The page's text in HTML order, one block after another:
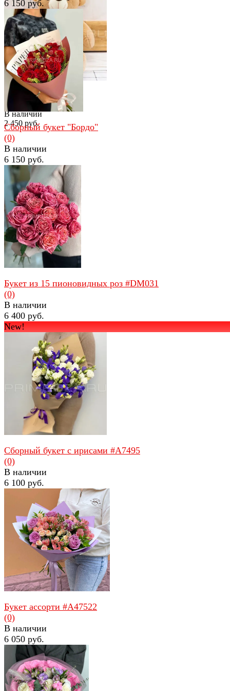
избранное сравнить
избранное сравнить
Большой мишка 80см
В наличии
2 450 руб.
избранное сравнить
6 150 руб.
избранное сравнить
Сборный букет "Бордо"
(0)
В наличии
6 150 руб.
избранное сравнить
Букет из 15 пионовидных роз #DM031
(0)
В наличии
6 400 руб.
New!
избранное сравнить
Сборный букет с ирисами #A7495
(0)
В наличии
6 100 руб.
Букет ассорти #A47522
(0)
В наличии
6 050 руб.